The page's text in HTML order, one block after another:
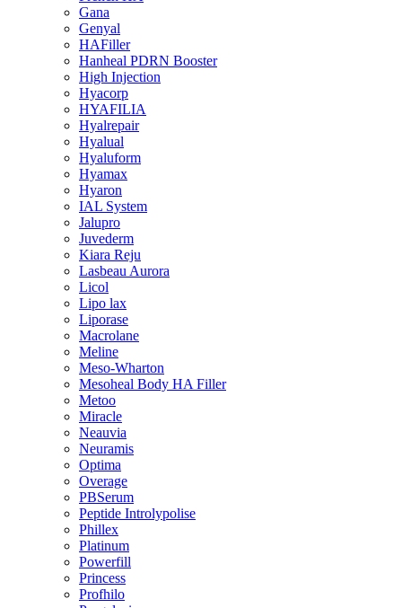
Gana
Genyal
HAFiller
Hanheal PDRN Booster
High Injection
Hyacorp
HYAFILIA
Hyalrepair
Hyalual
Hyaluform
Hyamax
Hyaron
IAL System
Jalupro
Juvederm
Kiara Reju
Lasbeau Aurora
Licol
Lipo lax
Liporase
Macrolane
Meline
Meso-Wharton
Mesoheal Body HA Filler
Metoo
Miracle
Neauvia
Neuramis
Optima
Overage
PBSerum
Peptide Introlypolise
Phillex
Platinum
Powerfill
Princess
Profhilo